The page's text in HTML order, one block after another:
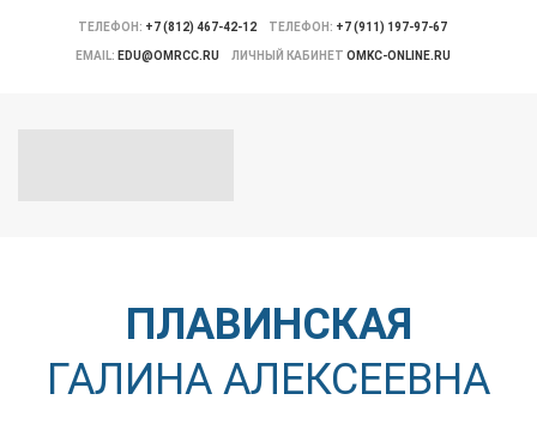
ТЕЛЕФОН: +7 (812) 467-42-12 ТЕЛЕФОН: +7 (911) 197-97-67
EMAIL: EDU@OMRCC.RU ЛИЧНЫЙ КАБИНЕТ OMKC-ONLINE.RU
ПЛАВИНСКАЯ
ГАЛИНА АЛЕКСЕЕВНА